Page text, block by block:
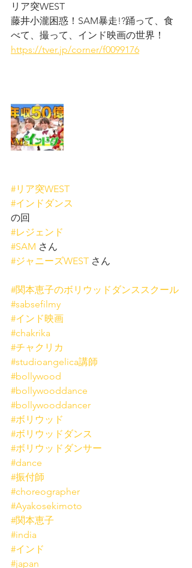
リア突WEST
藤井小瀧困惑！SAM暴走!?踊って、食
べて、撮って、インド映画の世界！
https://tver.jp/corner/f0099176
#リア突WEST
#インドダンス
の回
#レジェンド
#SAM さん
#ジャニーズWEST さん
#関本恵子のボリウッドダンススクール
#sabsefilmy
#インド映画
#chakrika
#チャクリカ
#studioangelica講師
#bollywood
#bollywooddance
#bollywooddancer
#ボリウッド
#ボリウッドダンス
#ボリウッドダンサー
#dance
#振付師
#choreographer
#Ayakosekimoto
#関本恵子
#india
#インド
#japan